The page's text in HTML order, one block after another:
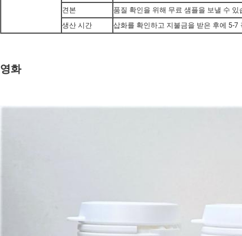
견본
품질 확인을 위해 무료 샘플을 보낼 수 있
생산 시간
삽화를 확인하고 지불금을 받은 후에 5-7
영화